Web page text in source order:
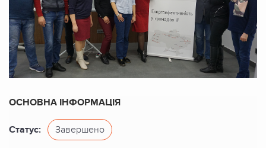
ОСНОВНА ІНФОРМАЦІЯ
Статус: Завершено